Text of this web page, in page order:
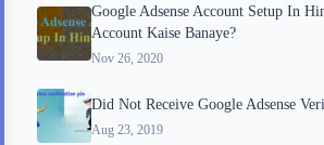
Google Adsense Account Setup In
Account Kaise Banaye?
Nov 26, 2020
Did Not Receive Google Adsense
Aug 23, 2019